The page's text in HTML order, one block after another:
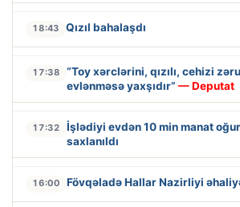
18:43 Qızıl bahalaşdı
17:38
“Toy xərclərini, qızılı, cehizi
evlənməsə yaxşıdır” — Deputat
17:32
İşlədiyi evdən 10 min manat
saxlanıldı
16:00 Fövqəladə Hallar Nazirliyi